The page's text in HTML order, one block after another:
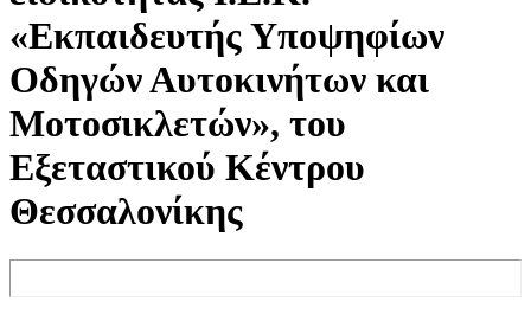
«Εκπαιδευτής Υποψηφίων
Οδηγών Αυτοκινήτων και
Μοτοσικλετών», του
Εξεταστικού Κέντρου
Θεσσαλονίκης